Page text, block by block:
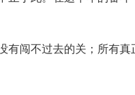
有闯不过去的关；所有真